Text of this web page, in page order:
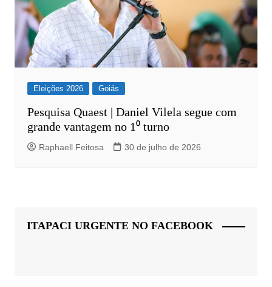
Eleições 2026 Goiás
Pesquisa Quaest | Daniel Vilela segue com
grande vantagem no 1⁰ turno
Raphaell Feitosa 30 de julho de 2026
ITAPACI URGENTE NO FACEBOOK